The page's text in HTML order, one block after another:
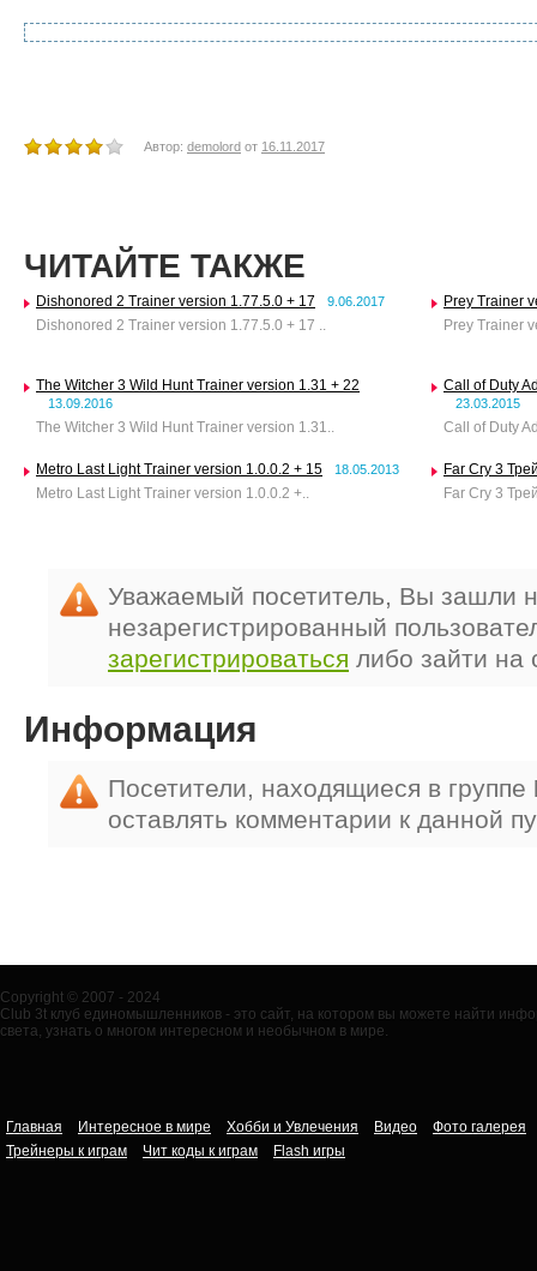
Автор: demolord от 16.11.2017
ЧИТАЙТЕ ТАКЖЕ
Dishonored 2 Trainer version 1.77.5.0 + 17 9.06.2017
Dishonored 2 Trainer version 1.77.5.0 + 17 ..
Prey Trainer
Prey Trainer
The Witcher 3 Wild Hunt Trainer version 1.31 + 22
13.09.2016
The Witcher 3 Wild Hunt Trainer version 1.31..
Call of Duty
23.03.2015
Call of Duty
Metro Last Light Trainer version 1.0.0.2 + 15 18.05.2013
Metro Last Light Trainer version 1.0.0.2 +..
Far Cry 3
Far Cry 3
Уважаемый посетитель, Вы зашли
незарегистрированный
зарегистрироваться либо зайти на
Информация
Посетители, находящиеся в группе
оставлять комментарии к данной
Copyright © 2007 - 2024
Club 3t клуб единомышленников - это сайт, на котором вы можете найти
света, узнать о многом интересном и необычном в мире.
Главная Интересное в мире Хобби и Увлечения Видео
Фото галерея
Трейнеры к играм
Чит коды к играм Flash игры